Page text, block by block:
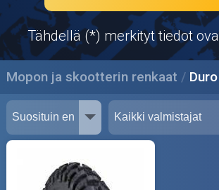
Nastarenkaat
Renkaat ja vanteet
Öljyt ja kemikaalit
Työkalut
Outlet-tuotteet
Tähdellä (*) merkityt tiedot
Mopon ja skootterin renkaat Duro